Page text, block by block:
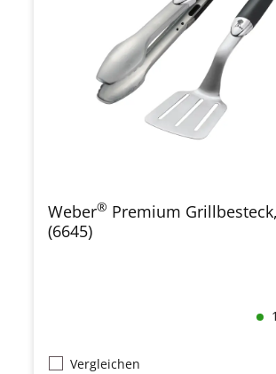
Weber® Premium
(6645)
Vergleichen